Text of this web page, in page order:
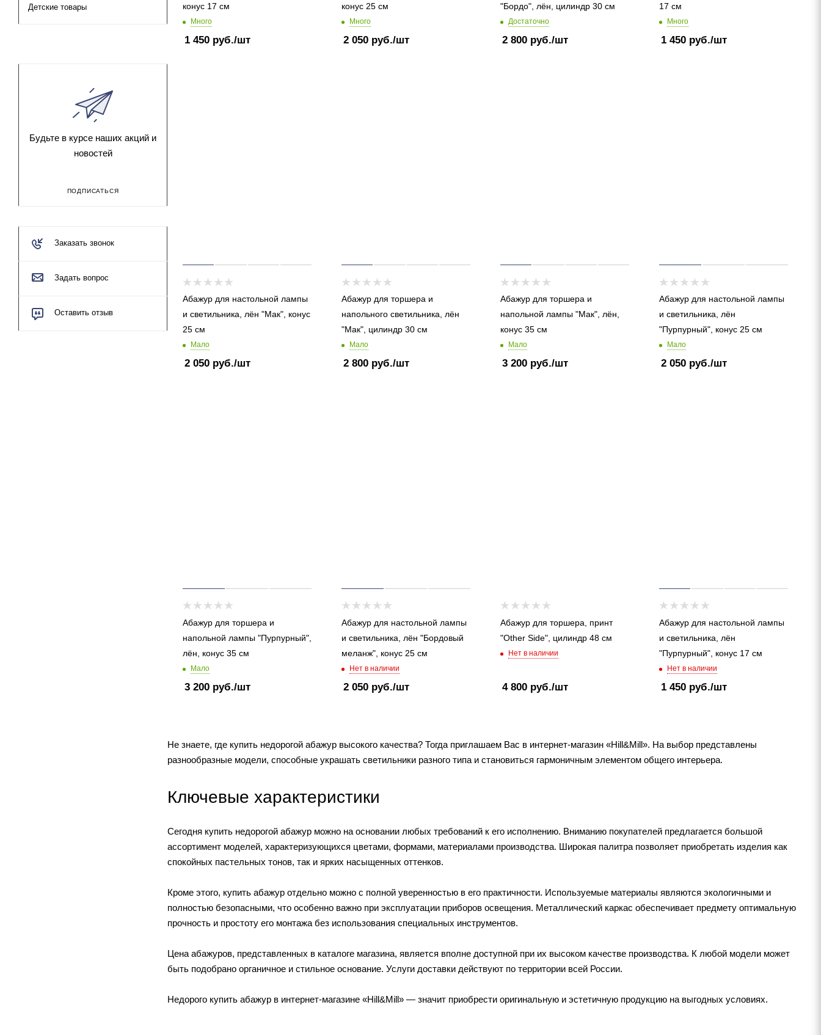
конус 17 см
Много
1 450 руб./шт
конус 25 см
Много
2 050 руб./шт
"Бордо", лён, цилиндр 30 см
Достаточно
2 800 руб./шт
17 см
Много
1 450 руб./шт
Абажур для настольной лампы
и светильника, лён "Мак", конус
25 см
Мало
2 050 руб./шт
Абажур для торшера и
напольного светильника, лён
"Мак", цилиндр 30 см
Мало
2 800 руб./шт
Абажур для торшера и
напольной лампы "Мак", лён,
конус 35 см
Мало
3 200 руб./шт
Абажур для настольной лампы
и светильника, лён
"Пурпурный", конус 25 см
Мало
2 050 руб./шт
Абажур для торшера и
напольной лампы "Пурпурный",
лён, конус 35 см
Мало
3 200 руб./шт
Абажур для настольной лампы
и светильника, лён "Бордовый
меланж", конус 25 см
Нет в наличии
2 050 руб./шт
Абажур для торшера, принт
"Other Side", цилиндр 48 см
Нет в наличии
4 800 руб./шт
Абажур для настольной лампы
и светильника, лён
"Пурпурный", конус 17 см
Нет в наличии
1 450 руб./шт
Не знаете, где купить недорогой абажур высокого качества? Тогда приглашаем Вас в интернет-магазин «Hill&Mill». На выбор представлены
разнообразные модели, способные украшать светильники разного типа и становиться гармоничным элементом общего интерьера.
Ключевые характеристики
Сегодня купить недорогой абажур можно на основании любых требований к его исполнению. Вниманию покупателей предлагается большой
ассортимент моделей, характеризующихся цветами, формами, материалами производства. Широкая палитра позволяет приобретать изделия как
спокойных пастельных тонов, так и ярких насыщенных оттенков.
Кроме этого, купить абажур отдельно можно с полной уверенностью в его практичности. Используемые материалы являются экологичными и
полностью безопасными, что особенно важно при эксплуатации приборов освещения. Металлический каркас обеспечивает предмету оптимальную
прочность и простоту его монтажа без использования специальных инструментов.
Цена абажуров, представленных в каталоге магазина, является вполне доступной при их высоком качестве производства. К любой модели может
быть подобрано органичное и стильное основание. Услуги доставки действуют по территории всей России.
Недорого купить абажур в интернет-магазине «Hill&Mill» — значит приобрести оригинальную и эстетичную продукцию на выгодных условиях.
Детские товары
Будьте в курсе наших акций и
новостей
ПОДПИСАТЬСЯ
Заказать звонок
Задать вопрос
Оставить отзыв